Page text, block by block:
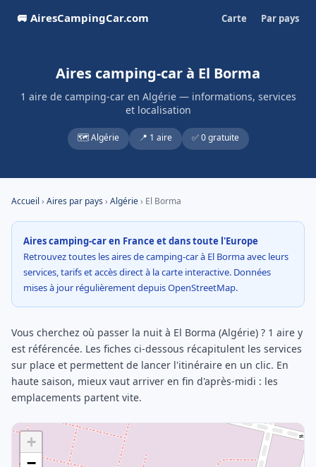
🚐 AiresCampingCar.com Carte Par pays
Aires camping-car à El Borma
1 aire de camping-car en Algérie — informations, services
et localisation
🗺️ Algérie 📍 1 aire ✅ 0 gratuite
Accueil › Aires par pays› Algérie› El Borma
Aires camping-car en France et dans toute l'Europe
Retrouvez toutes les aires de camping-car à El Borma avec leurs
services, tarifs et accès direct à la carte interactive. Données
mises à jour régulièrement depuis OpenStreetMap.
Vous cherchez où passer la nuit à El Borma (Algérie) ? 1 aire y
est référencée. Les fiches ci-dessous récapitulent les services
sur place et permettent de lancer l'itinéraire en un clic. En
haute saison, mieux vaut arriver en fin d'après-midi : les
emplacements partent vite.
+
−